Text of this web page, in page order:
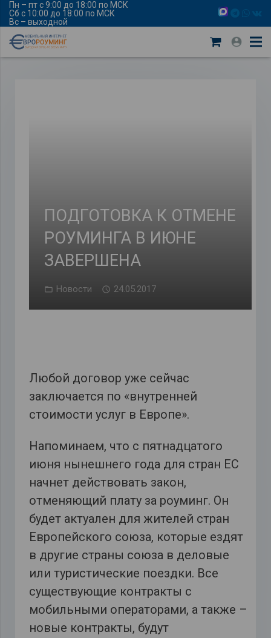
Пн – пт с 9:00 до 18:00 по МСК
Сб с 10:00 до 18:00 по МСК
Вс – выходной
ПОДГОТОВКА К ОТМЕНЕ
РОУМИНГА В ИЮНЕ
ЗАВЕРШЕНА
Новости 24.05.2017
Любой договор уже сейчас
заключается по «внутренней
стоимости услуг в Европе».
Напоминаем, что с пятнадцатого
июня нынешнего года для стран ЕС
начнет действовать закон,
отменяющий плату за роуминг. Он
будет актуален для жителей стран
Европейского союза, которые ездят
в другие страны союза в деловые
или туристические поездки. Все
существующие контракты с
мобильными операторами, а также –
новые контракты, будут